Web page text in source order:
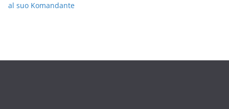
al suo Komandante